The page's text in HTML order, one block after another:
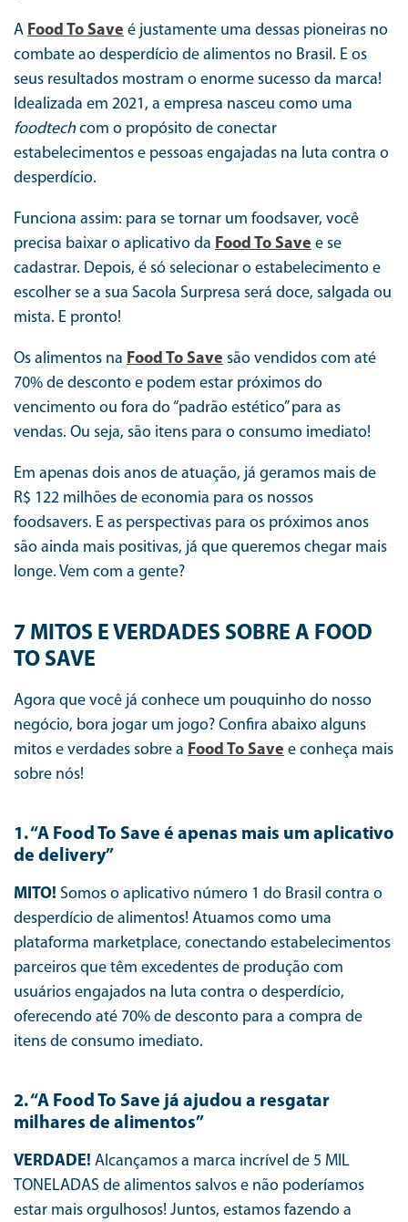
A Food To Save é justamente uma dessas pioneiras no
combate ao desperdício de alimentos no Brasil. E os
seus resultados mostram o enorme sucesso da marca!
Idealizada em 2021, a empresa nasceu como uma
foodtechcom o propósito de conectar
estabelecimentos e pessoas engajadas na luta contra o
desperdício.
Funciona assim: para se tornar um foodsaver, você
precisa baixar o aplicativo da Food To Save e se
cadastrar. Depois, é só selecionar o estabelecimento e
escolher se a sua Sacola Surpresa será doce, salgada ou
mista. E pronto!
Os alimentos na Food To Save são vendidos com até
70% de desconto e podem estar próximos do
vencimento ou fora do “padrão estético” para as
vendas. Ou seja, são itens para o consumo imediato!
Em apenas dois anos de atuação, já geramos mais de
R$ 122 milhões de economia para os nossos
foodsavers. E as perspectivas para os próximos anos
são ainda mais positivas, já que queremos chegar mais
longe. Vem com a gente?
7 MITOS E VERDADES SOBRE A FOOD
TO SAVE
Agora que você já conhece um pouquinho do nosso
negócio, bora jogar um jogo? Confira abaixo alguns
mitos e verdades sobre a Food To Save e conheça mais
sobre nós!
1. “A Food To Save é apenas mais um aplicativo
de delivery”
MITO! Somos o aplicativo número 1 do Brasil contra o
desperdício de alimentos! Atuamos como uma
plataforma marketplace, conectando estabelecimentos
parceiros que têm excedentes de produção com
usuários engajados na luta contra o desperdício,
oferecendo até 70% de desconto para a compra de
itens de consumo imediato.
2. “A Food To Save já ajudou a resgatar
milhares de alimentos”
VERDADE! Alcançamos a marca incrível de 5 MIL
TONELADAS de alimentos salvos e não poderíamos
estar mais orgulhosos! Juntos, estamos fazendo a